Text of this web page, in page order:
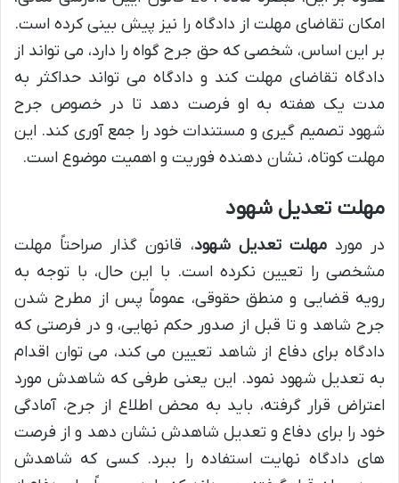
امکان تقاضای مهلت از دادگاه را نیز پیش بینی کرده است.
بر این اساس، شخصی که حق جرح گواه را دارد، می تواند از
دادگاه تقاضای مهلت کند و دادگاه می تواند حداکثر به
مدت یک هفته به او فرصت دهد تا در خصوص جرح
شهود تصمیم گیری و مستندات خود را جمع آوری کند. این
مهلت کوتاه، نشان دهنده فوریت و اهمیت موضوع است.
مهلت تعدیل شهود
در موردمهلت تعدیل شهود، قانون گذار صراحتاً مهلت
مشخصی را تعیین نکرده است. با این حال، با توجه به
رویه قضایی و منطق حقوقی، عموماً پس از مطرح شدن
جرح شاهد و تا قبل از صدور حکم نهایی، و در فرصتی که
دادگاه برای دفاع از شاهد تعیین می کند، می توان اقدام
به تعدیل شهود نمود. این یعنی طرفی که شاهدش مورد
اعتراض قرار گرفته، باید به محض اطلاع از جرح، آمادگی
خود را برای دفاع و تعدیل شاهدش نشان دهد و از فرصت
های دادگاه نهایت استفاده را ببرد. کسی که شاهدش